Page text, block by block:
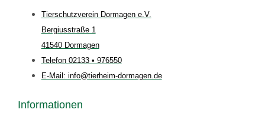
Tierschutzverein Dormagen e.V.
Bergiusstraße 1
41540 Dormagen
Telefon 02133 • 976550
E-Mail: info@tierheim-dormagen.de
Informationen